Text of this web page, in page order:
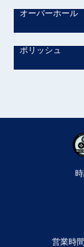
オーバーホール
ポリッシュ
営業時